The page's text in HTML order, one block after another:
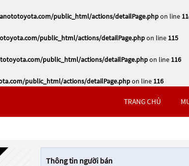
public_html/actions/detailPage.phpon line
public_html/actions/detailPage.phpon line 115
public_html/actions/detailPage.phpon line 116
public_html/actions/detailPage.phpon line 116
TRANG CHỦ
Thông tin người bán